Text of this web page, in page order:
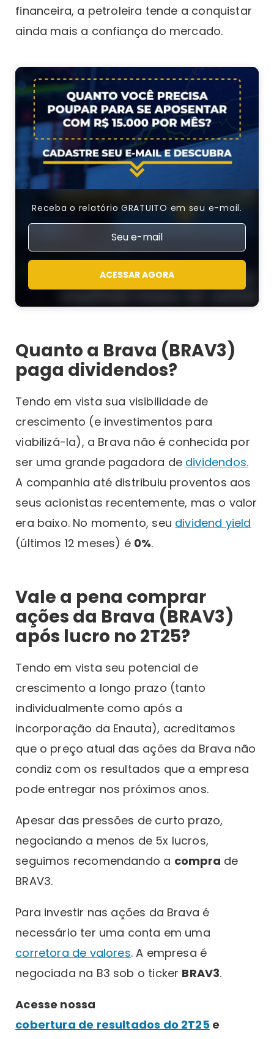
financeira, a petroleira tende a conquistar
ainda mais a confiança do mercado.
Receba o relatório GRATUITO em seu e-mail.
ACESSAR AGORA
Quanto a Brava (BRAV3)
paga dividendos?
Tendo em vista sua visibilidade de
crescimento (e investimentos para
viabilizá-la), a Brava não é conhecida por
ser uma grande pagadora de dividendos.
A companhia até distribuiu proventos aos
seus acionistas recentemente, mas o valor
era baixo. No momento, seu dividend yield
(últimos 12 meses) é 0%.
Vale a pena comprar
ações da Brava (BRAV3)
após lucro no 2T25?
Tendo em vista seu potencial de
crescimento a longo prazo (tanto
individualmente como após a
incorporação da Enauta), acreditamos
que o preço atual das ações da Brava não
condiz com os resultados que a empresa
pode entregar nos próximos anos.
Apesar das pressões de curto prazo,
negociando a menos de 5x lucros,
seguimos recomendando a compra de
BRAV3.
Para investir nas ações da Brava é
necessário ter uma conta em uma
corretora de valores. A empresa é
negociada na B3 sob o ticker BRAV3.
Acesse nossa
cobertura de resultados do 2T25e